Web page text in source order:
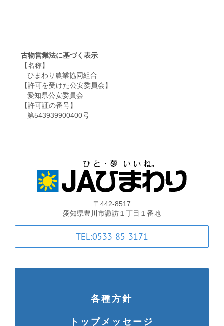
古物営業法に基づく表示
【名称】
ひまわり農業協同組合
【許可を受けた公安委員会】
愛知県公安委員会
【許可証の番号】
第543939900400号
〒442-8517
愛知県豊川市諏訪１丁目１番地
TEL:0533-85-3171
各種方針
トップメッセージ